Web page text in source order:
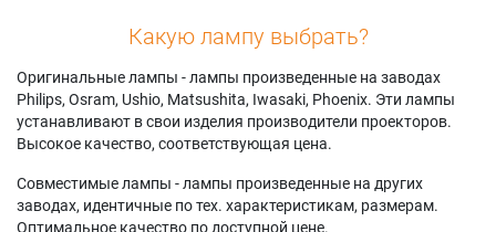
Какую лампу выбрать?
Оригинальные лампы - лампы произведенные на заводах
Philips, Osram, Ushio, Matsushita, Iwasaki, Phoenix. Эти лампы
устанавливают в свои изделия производители проекторов.
Высокое качество, соответствующая цена.
Совместимые лампы - лампы произведенные на других
заводах, идентичные по тех. характеристикам, размерам.
Оптимальное качество по доступной цене.